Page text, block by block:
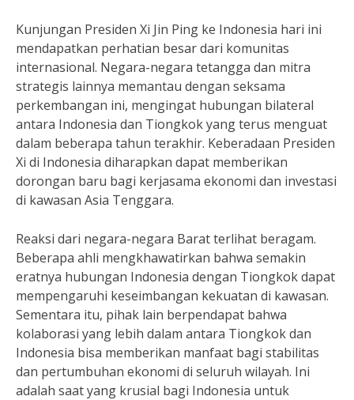
Kunjungan Presiden Xi Jin Ping ke Indonesia hari ini
mendapatkan perhatian besar dari komunitas
internasional. Negara-negara tetangga dan mitra
strategis lainnya memantau dengan seksama
perkembangan ini, mengingat hubungan bilateral
antara Indonesia dan Tiongkok yang terus menguat
dalam beberapa tahun terakhir. Keberadaan Presiden
Xi di Indonesia diharapkan dapat memberikan
dorongan baru bagi kerjasama ekonomi dan investasi
di kawasan Asia Tenggara.
Reaksi dari negara-negara Barat terlihat beragam.
Beberapa ahli mengkhawatirkan bahwa semakin
eratnya hubungan Indonesia dengan Tiongkok dapat
mempengaruhi keseimbangan kekuatan di kawasan.
Sementara itu, pihak lain berpendapat bahwa
kolaborasi yang lebih dalam antara Tiongkok dan
Indonesia bisa memberikan manfaat bagi stabilitas
dan pertumbuhan ekonomi di seluruh wilayah. Ini
adalah saat yang krusial bagi Indonesia untuk